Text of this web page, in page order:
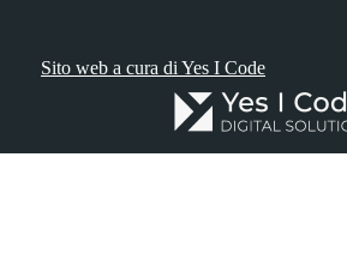
Sito web a cura di Yes I Code